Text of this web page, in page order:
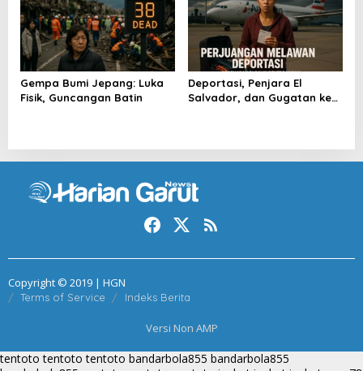
Gempa Bumi Jepang: Luka
Fisik, Guncangan Batin
Deportasi, Penjara El
Salvador, dan Gugatan ke
Copyright © 2019 | HGN
Terms of Service Indeks Berita
Versi Non AMP
tentoto tentoto tentoto bandarbola855 bandarbola855